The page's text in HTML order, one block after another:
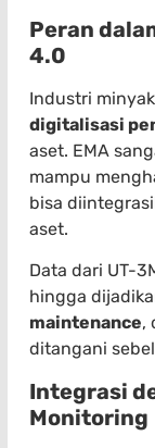
Peran
4.0
Industri
digitalisasi
aset. EMA
mampu
bisa
aset.
Data dari UT-
hingga
maintenance,
ditangani
Integrasi
Monitoring